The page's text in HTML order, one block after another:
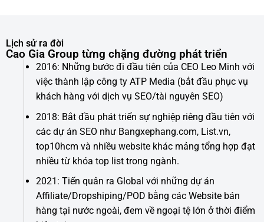
Lịch sử ra đời
Cao Gia Group từng chặng đường phát triển
2016: Những bước đi đầu tiên của CEO Leo Minh với
việc thành lập công ty ATP Media (bắt đầu phục vụ
khách hàng với dịch vụ SEO/tài nguyên SEO)
2018: Bắt đầu phát triển sự nghiệp riêng đầu tiên với
các dự án SEO như Bangxephang.com, List.vn,
top10hcm và nhiều website khác mảng tổng hợp đạt
nhiều từ khóa top list trong ngành.
2021: Tiến quân ra Global với những dự án
Affiliate/Dropshiping/POD bằng các Website bán
hàng tại nước ngoài, đem về ngoại tệ lớn ở thời điểm